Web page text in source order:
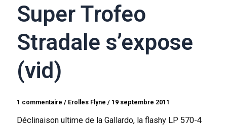
Super Trofeo
Stradale s’expose
(vid)
1 commentaire / Erolles Flyne/ 19 septembre 2011
Déclinaison ultime de la Gallardo, la flashy LP 570-4